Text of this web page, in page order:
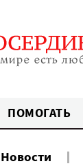
ПОМОГАТЬ
Новости